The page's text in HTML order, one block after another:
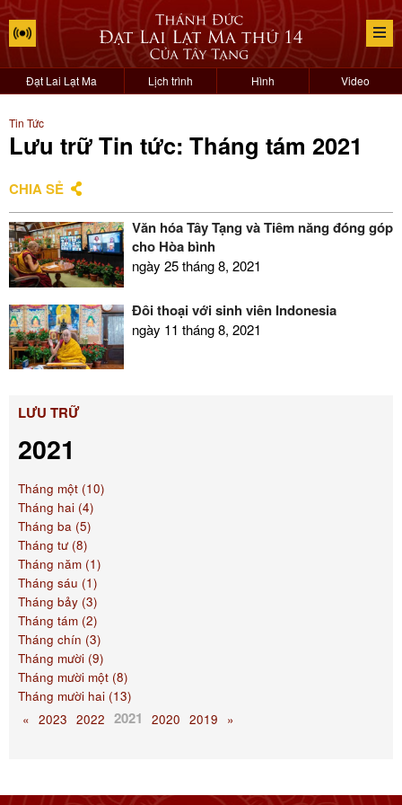
Đạt Lai Lạt Ma Lịch trình Hình Video
Tin Tức
Lưu trữ Tin tức: Tháng tám 2021
CHIA SẺ
Văn hóa Tây Tạng và Tiềm năng đóng góp
cho Hòa bình
ngày 25 tháng 8, 2021
Đối thoại với sinh viên Indonesia
ngày 11 tháng 8, 2021
LƯU TRỮ
2021
Tháng một (10)
Tháng hai (4)
Tháng ba (5)
Tháng tư (8)
Tháng năm (1)
Tháng sáu (1)
Tháng bảy (3)
Tháng tám (2)
Tháng chín (3)
Tháng mười (9)
Tháng mười một (8)
Tháng mười hai (13)
« 2023 2022 2021 2020 2019 »